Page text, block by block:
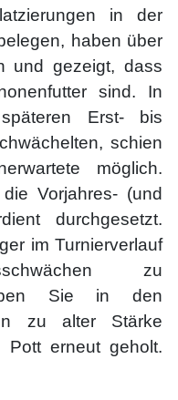
in der
haben über
und gezeigt, dass
sind. In
Erst- bis
schien
möglich.
Vorjahres- (und
durchgesetzt.
im Turnierverlauf
zu
Sie in den
zu alter Stärke
erneut geholt.